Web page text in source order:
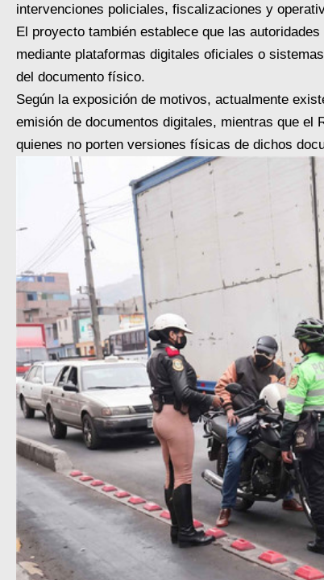
intervenciones policiales, fiscalizaciones y
El proyecto también establece que las
mediante plataformas digitales oficiales o
del documento físico.
Según la exposición de motivos, actualmente
emisión de documentos digitales, mientras que el
quienes no porten versiones físicas de dichos